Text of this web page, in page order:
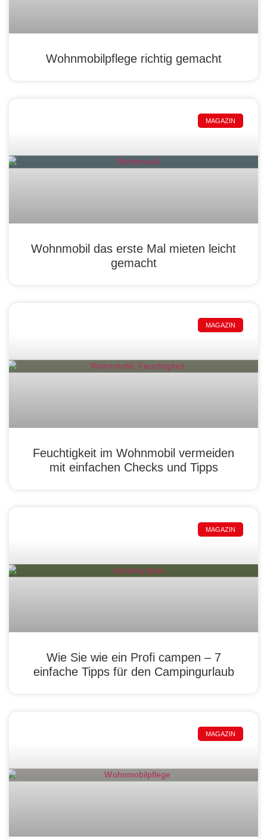
Wohnmobilpflege richtig gemacht
MAGAZIN
Wohnmobil das erste Mal mieten leicht
gemacht
MAGAZIN
Feuchtigkeit im Wohnmobil vermeiden
mit einfachen Checks und Tipps
MAGAZIN
Wie Sie wie ein Profi campen – 7
einfache Tipps für den Campingurlaub
MAGAZIN